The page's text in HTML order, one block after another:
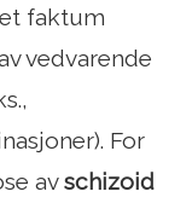
faktum
vedvarende
For
avschizoid